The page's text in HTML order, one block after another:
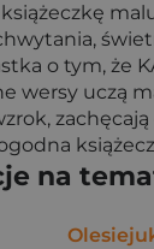
o tym, że
wersy uczą
na